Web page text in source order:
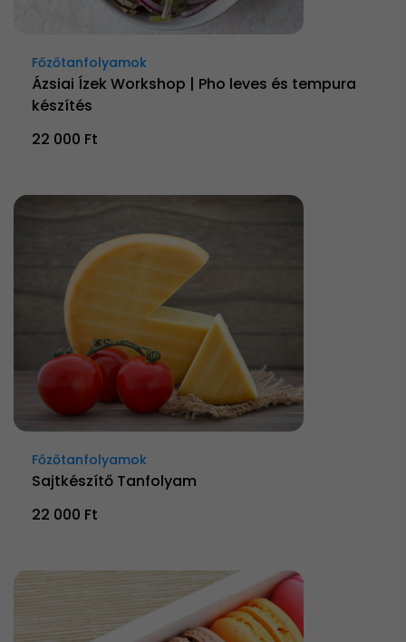
Főzőtanfolyamok
Ázsiai Ízek Workshop | Pho leves és tempura
készítés
22 000 Ft
Főzőtanfolyamok
Sajtkészítő Tanfolyam
22 000 Ft